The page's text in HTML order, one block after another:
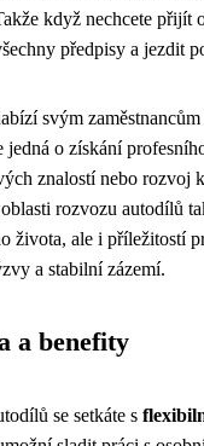
když nechcete přijít
předpisy a jezdit
svým zaměstnancům
jedná o získání
znalostí nebo rozvoj
rozvozu autodílů
života, ale i příležitostí
a stabilní zázemí.
a benefity
se setkáte s